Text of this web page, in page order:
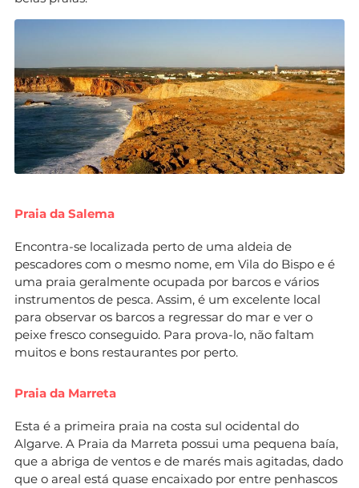
Praia da Salema
Encontra-se localizada perto de uma aldeia de
pescadores com o mesmo nome, em Vila do Bispo e é
uma praia geralmente ocupada por barcos e vários
instrumentos de pesca. Assim, é um excelente local
para observar os barcos a regressar do mar e ver o
peixe fresco conseguido. Para prova-lo, não faltam
muitos e bons restaurantes por perto.
Praia da Marreta
Esta é a primeira praia na costa sul ocidental do
Algarve. A Praia da Marreta possui uma pequena baía,
que a abriga de ventos e de marés mais agitadas, dado
que o areal está quase encaixado por entre penhascos